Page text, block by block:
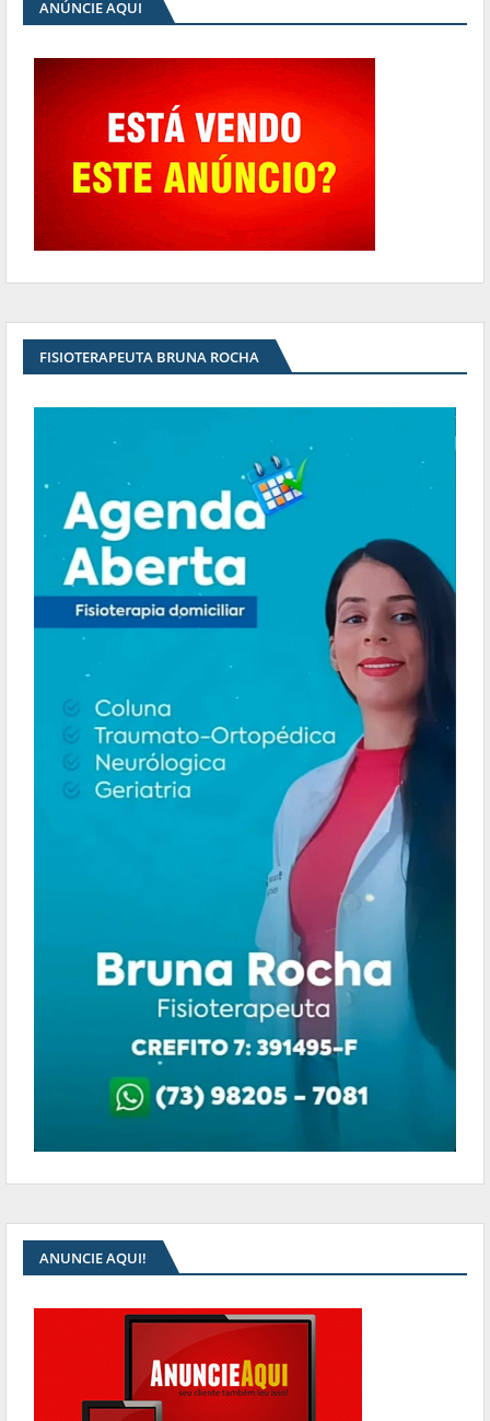
ANÚNCIE AQUI
FISIOTERAPEUTA BRUNA ROCHA
ANUNCIE AQUI!